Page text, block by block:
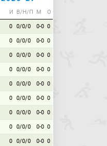
И В/Н/П М О
0 0/0/0 0-0 0
0 0/0/0 0-0 0
0 0/0/0 0-0 0
0 0/0/0 0-0 0
0 0/0/0 0-0 0
0 0/0/0 0-0 0
0 0/0/0 0-0 0
0 0/0/0 0-0 0
0 0/0/0 0-0 0